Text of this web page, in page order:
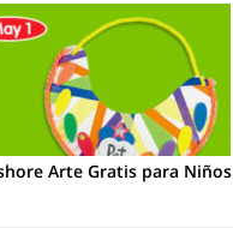
Arte Gratis para Niños